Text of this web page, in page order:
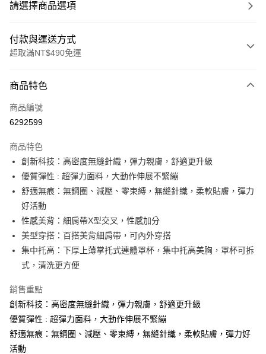
請選擇商品選項
付款與運送方式
超取滿NT$490免運
信用卡一次付款
超商取貨付款
Apple Pay
街口支付
悠遊付
AFTEE先享後付
相關說明
【關於「AFTEE先享後付」】
AFTEE先享後付是「在收到商品之後才付款」的支付方式。 讓您購物簡單
１．簡單：不需註冊會員、不需綁卡、不需儲值。
２．便利：只要手機號碼，簡訊認證，即可結帳。
３．安心：先確認商品／服務後，再付款。
１．於結帳方式選擇「AFTEE先享後付」後，將跳轉至「AFTEE先享後付」
結帳頁面，進行簡訊認證並確認金額後，即可完成結帳。
ATM付款
運送方式
全家取貨付款
每筆NT$60，滿NT$490(含以上)免運費
付款後全家取貨
商品特色
商品編號
6292599
商品特色
創新科技：高密度無縫針織，彈力親膚，舒適更升級
優質彈性 : 超彈力面料，大動作伸展不緊繃
舒適無痕：無鋼圈、減壓、零束縛，無縫針織，柔軟貼膚，彈力
好活動
性感美背：細肩帶X型交叉，性感加分
美型穿搭：百搭美背細肩帶，可內外穿搭
集中托高：下厚上薄掌托式連體罩杯，集中托高美胸，罩杯可拆
式，清洗更方便
銷售重點
創新科技：高密度無縫針織，彈力親膚，舒適更升級
優質彈性 : 超彈力面料，大動作伸展不緊繃
舒適無痕：無鋼圈、減壓、零束縛，無縫針織，柔軟貼膚，彈力好
活動